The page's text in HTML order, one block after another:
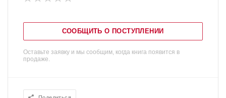
СООБЩИТЬ О ПОСТУПЛЕНИИ
Оставьте заявку и мы сообщим, когда книга появится в
продаже.